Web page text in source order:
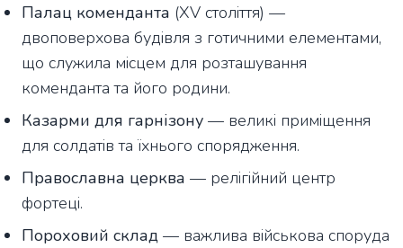
Палац коменданта (XV століття) —
двоповерхова будівля з готичними елементами,
що служила місцем для розташування
коменданта та його родини.
Казарми для гарнізону — великі приміщення
для солдатів та їхнього спорядження.
Православна церква — релігійний центр
фортеці.
Пороховий склад — важлива військова споруда